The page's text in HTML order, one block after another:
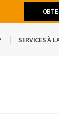
SERVICES À